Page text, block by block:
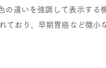
の違いを強調して表示する
ており、早期胃癌など微小